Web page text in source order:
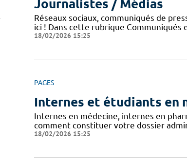
Journalistes / Médias
Réseaux sociaux, communiqués de
ici ! Dans cette rubrique
18/02/2026 15:25
PAGES
Internes et étudiants en
Internes en médecine, internes en
comment constituer votre dossier
18/02/2026 15:25